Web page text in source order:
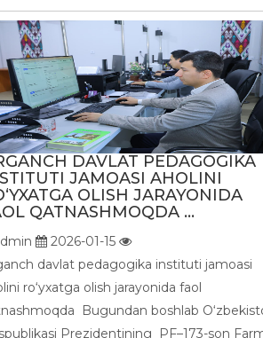
DAVLAT PEDAGOGIKA
JAMOASI AHOLINI
OLISH JARAYONIDA
QATNASHMOQDA ...
2026-01-15
davlat pedagogika instituti jamoasi
ro‘yxatga olish jarayonida faol
Bugundan boshlab
Prezidentining PF–173-son